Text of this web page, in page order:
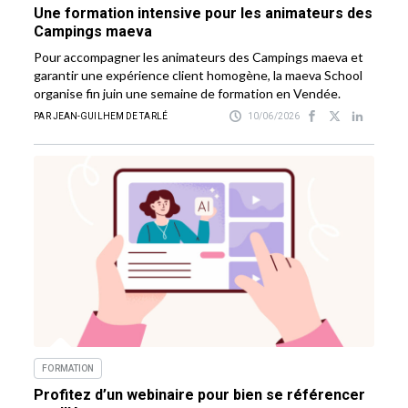
Une formation intensive pour les animateurs des
Campings maeva
Pour accompagner les animateurs des Campings maeva et
garantir une expérience client homogène, la maeva School
organise fin juin une semaine de formation en Vendée.
PAR JEAN-GUILHEM DE TARLÉ 10/06/2026
FORMATION
Profitez d’un webinaire pour bien se référencer